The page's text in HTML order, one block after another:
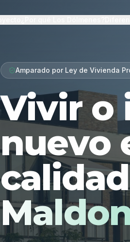
Amparado por Ley de Vivienda
Vivir o
nuevo